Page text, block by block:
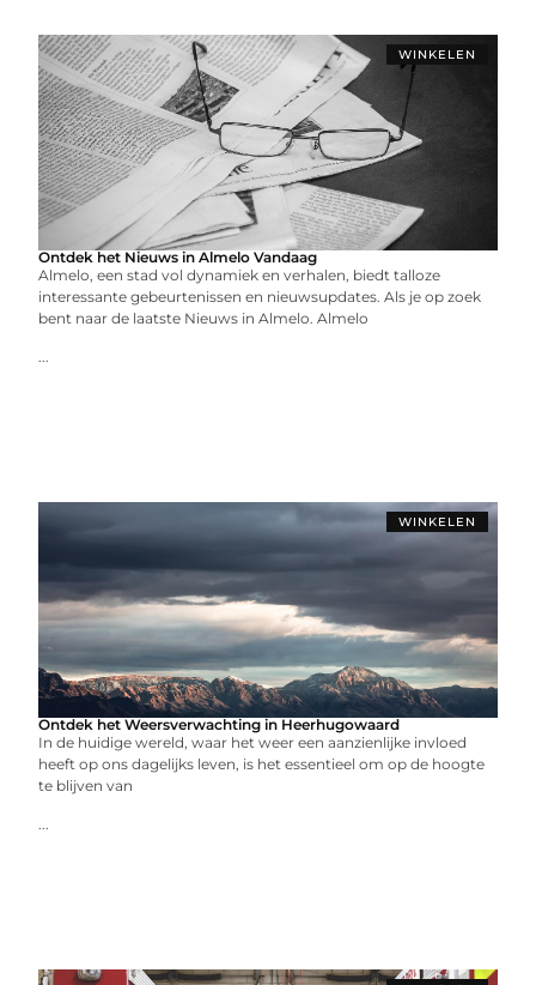
WINKELEN
Ontdek het Nieuws in Almelo Vandaag
Almelo, een stad vol dynamiek en verhalen, biedt talloze
interessante gebeurtenissen en nieuwsupdates. Als je op zoek
bent naar de laatste Nieuws in Almelo. Almelo
...
WINKELEN
Ontdek het Weersverwachting in Heerhugowaard
In de huidige wereld, waar het weer een aanzienlijke invloed
heeft op ons dagelijks leven, is het essentieel om op de hoogte
te blijven van
...